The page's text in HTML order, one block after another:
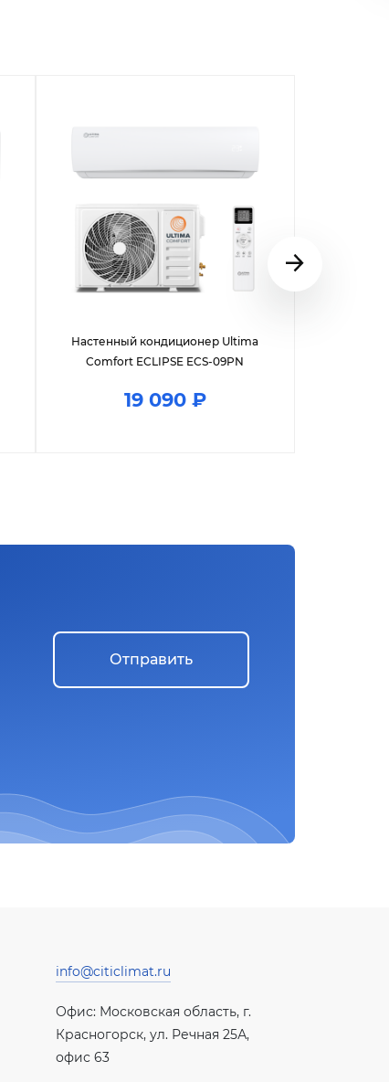
Настенный кондиционер Ultima
Comfort ECLIPSE ECS-09PN
19 090 ₽
Отправить
info@citiclimat.ru
Офис: Московская область, г.
Красногорск, ул. Речная 25А,
офис 63